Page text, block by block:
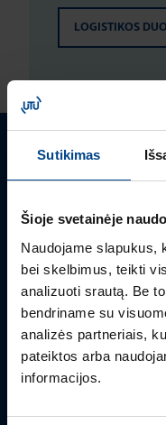
Sutikimas
Šioje svetainėje
Naudojame slapukus,
bei skelbimus, teikti
analizuoti srautą. Be
bendriname su
analizės partneriais,
pateiktos arba
informacijos.
LOGISTIKOS
Turite